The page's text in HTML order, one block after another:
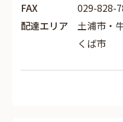
FAX
029-828-
配達エリア
土浦市・
くば市